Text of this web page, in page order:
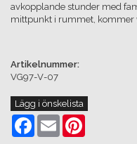
avkopplande stunder med
mittpunkt i rummet, kommer
Artikelnummer:
VG97-V-07
Lägg i önskelista
Facebook
Email